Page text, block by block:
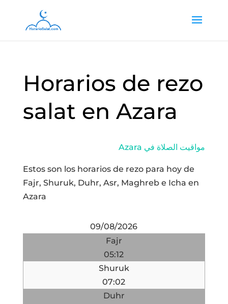
Horarios de rezo
salat en Azara
Azara مواقيت الصلاة في
Estos son los horarios de rezo para hoy de
Fajr, Shuruk, Duhr, Asr, Maghreb e Icha en
Azara
09/08/2026
Fajr
05:12
Shuruk
07:02
Duhr